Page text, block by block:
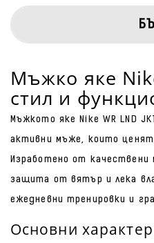
Мъжко яке
стил и
Мъжкото яке Nike WR LND
активни мъже, които
Изработено от качествени
защита от вятър и лека
ежедневни тренировки и
Основни